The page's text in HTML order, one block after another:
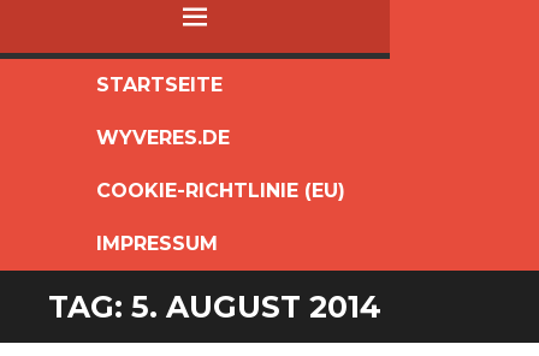
MENÜ
SPRINGEN
STARTSEITE
WYVERES.DE
COOKIE-RICHTLINIE (EU)
IMPRESSUM
TAG: 5. AUGUST 2014